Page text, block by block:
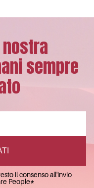
sempre
il consenso all'invio
People*